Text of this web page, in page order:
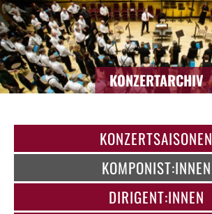
KONZERTARCHIV
KONZERTSAISONEN
KOMPONIST:INNEN
DIRIGENT:INNEN